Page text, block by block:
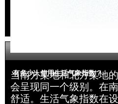
有多少人使用生活气象指数？
当南方某地和北方某地
会呈现同一个级别。在
舒适。生活气象指数在